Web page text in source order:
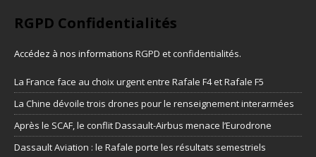
RGPD Confidentialités
Accédez à nos informations RGPD et confidentialités.
La France face au choix urgent entre Rafale F4 et Rafale F5
La Chine dévoile trois drones pour le renseignement interarmées
Après le SCAF, le conflit Dassault-Airbus menace l’Eurodrone
Dassault Aviation : le Rafale porte les résultats semestriels